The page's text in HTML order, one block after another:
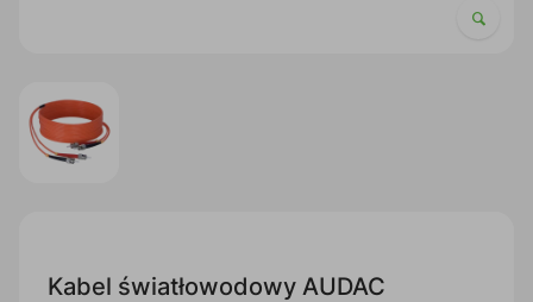
Kabel światłowodowy AUDAC